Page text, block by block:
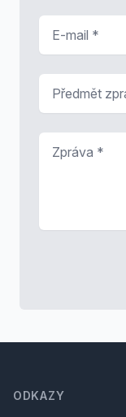
ODKAZY